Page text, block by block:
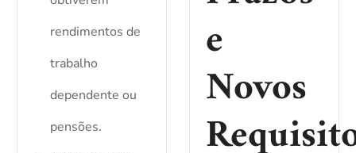
rendimentos de
trabalho
dependente ou
pensões.
e
Novos